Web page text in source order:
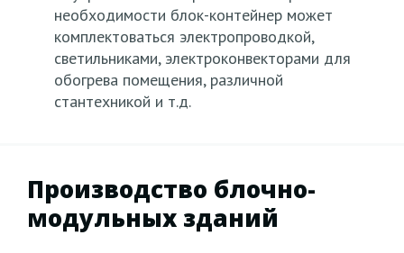
необходимости блок-контейнер может
комплектоваться электропроводкой,
светильниками, электроконвекторами для
обогрева помещения, различной
стантехникой и т.д.
Производство блочно-
модульных зданий